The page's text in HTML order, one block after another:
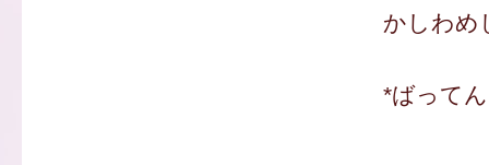
かしわめ
*ばって